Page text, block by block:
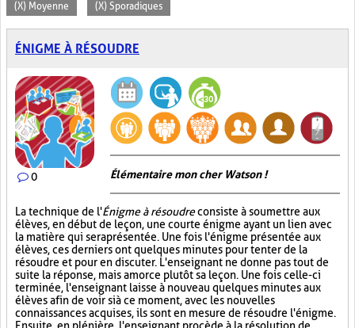
(X) Moyenne (X) Sporadiques
ÉNIGME À RÉSOUDRE
0 Élémentaire mon cher Watson !
La technique de l'Énigme à résoudreconsiste à soumettre aux
élèves, en début de leçon, une courte énigme ayant un lien avec
la matière qui sera présentée. Une fois l'énigme présentée aux
élèves, ces derniers ont quelques minutes pour tenter de la
résoudre et pour en discuter. L'enseignant ne donne pas tout de
suite la réponse, mais amorce plutôt sa leçon. Une fois celle-ci
terminée, l'enseignant laisse à nouveau quelques minutes aux
élèves afin de voir si à ce moment, avec les nouvelles
connaissances acquises, ils sont en mesure de résoudre l'énigme.